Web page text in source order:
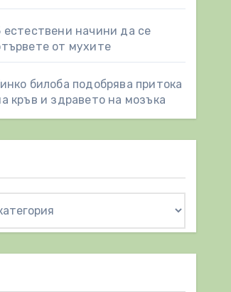
естествени начини да се
от мухите
билоба подобрява притока
кръв и здравето на мозъка